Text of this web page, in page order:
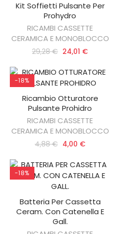
AGGIUNGI AL CARRELLO
Kit Soffietti Pulsante Per
Prohydro
RICAMBI CASSETTE
CERAMICA E MONOBLOCCO
29,28 € 24,01 €
-18%
AGGIUNGI AL CARRELLO
Ricambio Otturatore
Pulsante Prohidro
RICAMBI CASSETTE
CERAMICA E MONOBLOCCO
4,88 € 4,00 €
-18%
AGGIUNGI AL CARRELLO
Batteria Per Cassetta
Ceram. Con Catenella E
Gall.